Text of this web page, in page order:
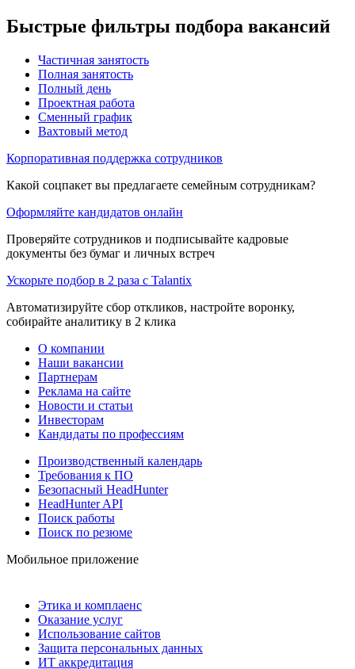
Быстрые фильтры подбора вакансий
Частичная занятость
Полная занятость
Полный день
Проектная работа
Сменный график
Вахтовый метод
Корпоративная поддержка сотрудников
Какой соцпакет вы предлагаете семейным сотрудникам?
Оформляйте кандидатов онлайн
Проверяйте сотрудников и подписывайте кадровые
документы без бумаг и личных встреч
Ускорьте подбор в 2 раза с Talantix
Автоматизируйте сбор откликов, настройте воронку,
собирайте аналитику в 2 клика
О компании
Наши вакансии
Партнерам
Реклама на сайте
Новости и статьи
Инвесторам
Кандидаты по профессиям
Производственный календарь
Требования к ПО
Безопасный HeadHunter
HeadHunter API
Поиск работы
Поиск по резюме
Мобильное приложение
Этика и комплаенс
Оказание услуг
Использование сайтов
Защита персональных данных
ИТ аккредитация